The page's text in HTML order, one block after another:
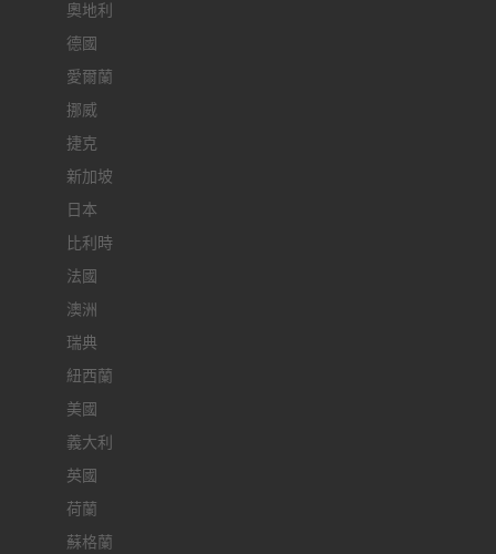
奧地利
德國
愛爾蘭
挪威
捷克
新加坡
日本
比利時
法國
澳洲
瑞典
紐西蘭
美國
義大利
英國
荷蘭
蘇格蘭